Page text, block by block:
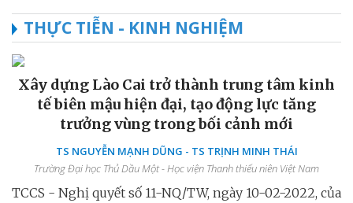
THỰC TIỄN - KINH NGHIỆM
Xây dựng Lào Cai trở thành trung tâm kinh
tế biên mậu hiện đại, tạo động lực tăng
trưởng vùng trong bối cảnh mới
TS NGUYỄN MẠNH DŨNG - TS TRỊNH MINH THÁI
Trường Đại học Thủ Dầu Một - Học viện Thanh thiếu niên Việt Nam
TCCS - Nghị quyết số 11-NQ/TW, ngày 10-02-2022, của